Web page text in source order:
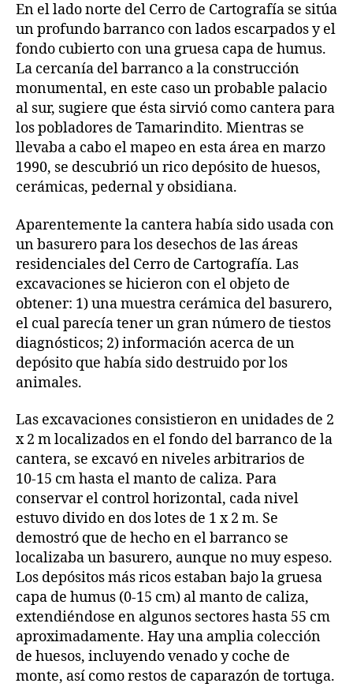
En el lado norte del Cerro de Cartografía se sitúa
un profundo barranco con lados escarpados y el
fondo cubierto con una gruesa capa de humus.
La cercanía del barranco a la construcción
monumental, en este caso un probable palacio
al sur, sugiere que ésta sirvió como cantera para
los pobladores de Tamarindito. Mientras se
llevaba a cabo el mapeo en esta área en marzo
1990, se descubrió un rico depósito de huesos,
cerámicas, pedernal y obsidiana.
Aparentemente la cantera había sido usada con
un basurero para los desechos de las áreas
residenciales del Cerro de Cartografía. Las
excavaciones se hicieron con el objeto de
obtener: 1) una muestra cerámica del basurero,
el cual parecía tener un gran número de tiestos
diagnósticos; 2) información acerca de un
depósito que había sido destruido por los
animales.
Las excavaciones consistieron en unidades de 2
x 2 m localizados en el fondo del barranco de la
cantera, se excavó en niveles arbitrarios de
10‑15 cm hasta el manto de caliza. Para
conservar el control horizontal, cada nivel
estuvo divido en dos lotes de 1 x 2 m. Se
demostró que de hecho en el barranco se
localizaba un basurero, aunque no muy espeso.
Los depósitos más ricos estaban bajo la gruesa
capa de humus (0‑15 cm) al manto de caliza,
extendiéndose en algunos sectores hasta 55 cm
aproximadamente. Hay una amplia colección
de huesos, incluyendo venado y coche de
monte, así como restos de caparazón de tortuga.